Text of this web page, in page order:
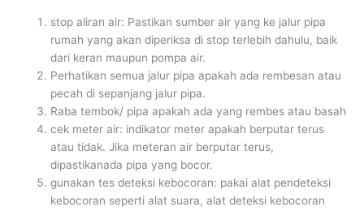
stop aliran air: Pastikan sumber air yang ke jalur pipa
rumah yang akan diperiksa di stop terlebih dahulu, baik
dari keran maupun pompa air.
Perhatikan semua jalur pipa apakah ada rembesan atau
pecah di sepanjang jalur pipa.
Raba tembok/ pipa apakah ada yang rembes atau basah
cek meter air: indikator meter apakah berputar terus
atau tidak. Jika meteran air berputar terus,
dipastikanada pipa yang bocor.
gunakan tes deteksi kebocoran: pakai alat pendeteksi
kebocoran seperti alat suara, alat deteksi kebocoran